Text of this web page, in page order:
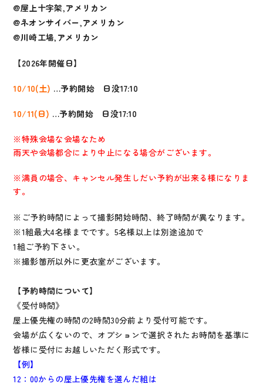
@屋上十字架,アメリカン
@ネオンサイバー,アメリカン
@川崎工場,アメリカン
【2026年開催日】
10/10(土) …予約開始 日没17:10
10/11(日) …予約開始 日没17:10
※特殊会場な会場なため
雨天や会場都合により中止になる場合がございます。
※満員の場合、キャンセル発生しだい予約が出来る様になりま
す。
※ご予約時間によって撮影開始時間、終了時間が異なります。
※1組最大4名様までです。5名様以上は別途追加で
1組ご予約下さい。
※撮影箇所以外に更衣室がございます。
【予約時間について】
《受付時間》
屋上優先権の時間の2時間30分前より受付可能です。
会場が広くないので、オプションで選択されたお時間を基準に
皆様に受付にお越しいただく形式です。
【例】
12：00からの屋上優先権を選んだ組は